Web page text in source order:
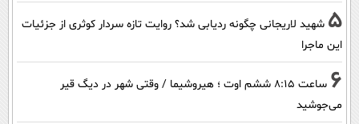
5 شهید لاریجانی چگونه ردیابی شد؟ روایت تازه سردار کوثری از جزئیات
این ماجرا
6
ساعت ۸:۱۵ ششم اوت ؛ هیروشیما / وقتی شهر در دیگ قیر
می‌جوشید